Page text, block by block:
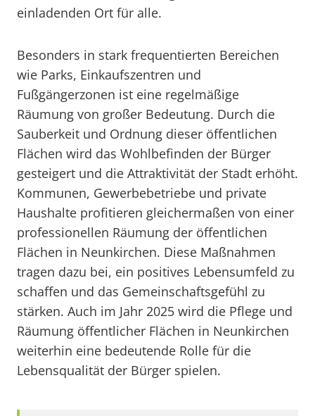
einladenden Ort für alle.
Besonders in stark frequentierten Bereichen
wie Parks, Einkaufszentren und
Fußgängerzonen ist eine regelmäßige
Räumung von großer Bedeutung. Durch die
Sauberkeit und Ordnung dieser öffentlichen
Flächen wird das Wohlbefinden der Bürger
gesteigert und die Attraktivität der Stadt erhöht.
Kommunen, Gewerbebetriebe und private
Haushalte profitieren gleichermaßen von einer
professionellen Räumung der öffentlichen
Flächen in Neunkirchen. Diese Maßnahmen
tragen dazu bei, ein positives Lebensumfeld zu
schaffen und das Gemeinschaftsgefühl zu
stärken. Auch im Jahr 2025 wird die Pflege und
Räumung öffentlicher Flächen in Neunkirchen
weiterhin eine bedeutende Rolle für die
Lebensqualität der Bürger spielen.